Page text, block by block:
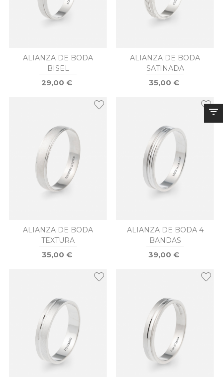
ALIANZA DE BODA
BISEL
29,00 €
ALIANZA DE BODA
SATINADA
35,00 €
ALIANZA DE BODA
TEXTURA
35,00 €
ALIANZA DE BODA 4
BANDAS
39,00 €